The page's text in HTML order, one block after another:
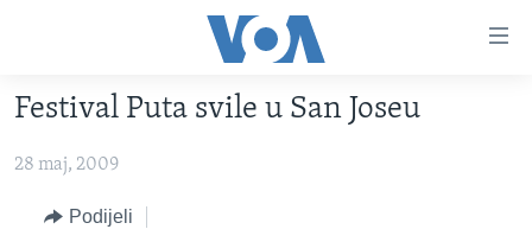
glavni
PređiVIDEO
FOTOGRAFIJE DANA
Festival Puta svile u San Joseu
28 maj, 2009
Podijeli